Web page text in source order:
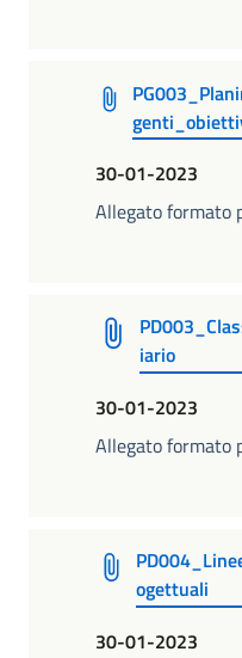
30-01-2023
Allegato formato
iario
30-01-2023
Allegato formato
ogettuali
30-01-2023